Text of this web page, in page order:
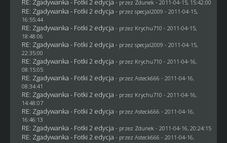
- przez Zdunek - 2011-04-15, 15:42:00
RE: Zgadywanka - Fotki 2 edycja - przez specjal2009 - 2011-04-15,
16:55:44
RE: Zgadywanka - Fotki 2 edycja - przez Krychu710 - 2011-04-15,
18:48:06
RE: Zgadywanka - Fotki 2 edycja - przez specjal2009 - 2011-04-15,
22:35:00
RE: Zgadywanka - Fotki 2 edycja - przez Krychu710 - 2011-04-16,
08:15:05
RE: Zgadywanka - Fotki 2 edycja - przez Asteck666 - 2011-04-16,
08:34:41
RE: Zgadywanka - Fotki 2 edycja - przez Krychu710 - 2011-04-16,
14:48:07
RE: Zgadywanka - Fotki 2 edycja - przez Asteck666 - 2011-04-16,
16:46:13
RE: Zgadywanka - Fotki 2 edycja - przez Zdunek - 2011-04-16, 20:24:15
RE: Zgadywanka - Fotki 2 edycja - przez Asteck666 - 2011-04-16,